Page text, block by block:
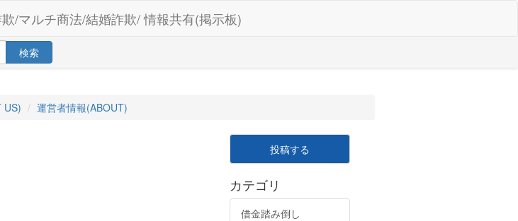
/マルチ商法/結婚詐欺/ 情報共有(掲示板)
検索
US) 運営者情報(ABOUT)
投稿する
カテゴリ
借金踏み倒し